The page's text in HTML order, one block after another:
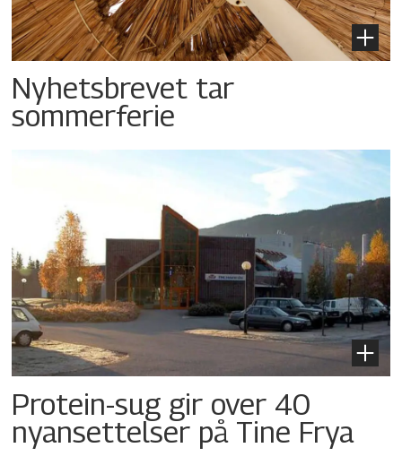
Nyhetsbrevet tar
sommerferie
Protein-sug gir over 40
nyansettelser på Tine Frya